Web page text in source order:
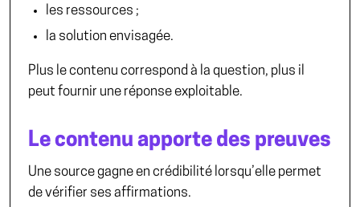
les ressources ;
la solution envisagée.
Plus le contenu correspond à la question, plus il
peut fournir une réponse exploitable.
Le contenu apporte des preuves
Une source gagne en crédibilité lorsqu’elle permet
de vérifier ses affirmations.